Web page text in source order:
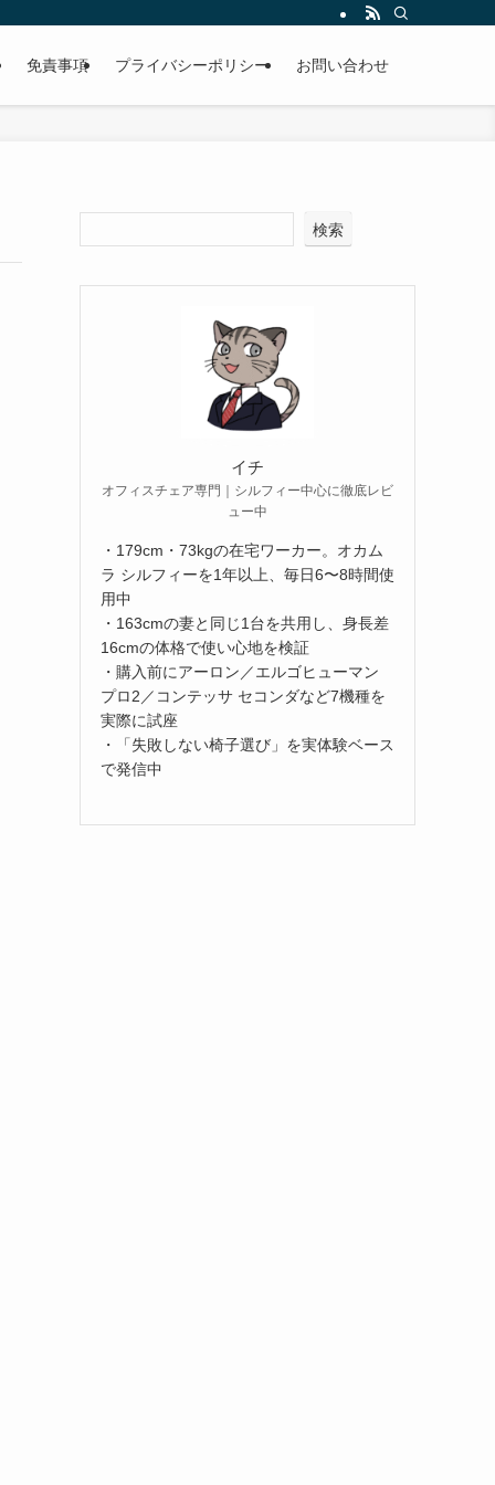
免責事項 プライバシーポリシー お問い合わせ
検索
イチ
オフィスチェア専門｜シルフィー中心に徹底レビ
ュー中
・179cm・73kgの在宅ワーカー。オカム
ラ シルフィーを1年以上、毎日6〜8時間使
用中
・163cmの妻と同じ1台を共用し、身長差
16cmの体格で使い心地を検証
・購入前にアーロン／エルゴヒューマン
プロ2／コンテッサ セコンダなど7機種を
実際に試座
・「失敗しない椅子選び」を実体験ベース
で発信中